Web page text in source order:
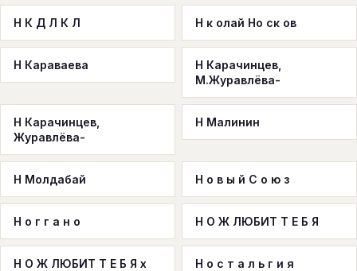
Н К Д Л К Л Н к олай Но ск ов
Н Караваева
Н Карачинцев,
М.Журавлёва-
Н Карачинцев,
Журавлёва-
Н Малинин
Н Молдабай Н о в ы й С о ю з
Н о г г а н о Н О Ж ЛЮБИТ Т Е Б Я
Н О Ж ЛЮБИТ Т Е Б Я x
Н о с т а л ь г и я